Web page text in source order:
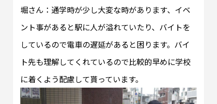
堀さん：通学時が少し大変な時があります、イベ
ント事があると駅に人が溢れていたり、バイトを
しているので電車の遅延があると困ります。バイ
ト先も理解してくれているので比較的早めに学校
に着くよう配慮して貰っています。